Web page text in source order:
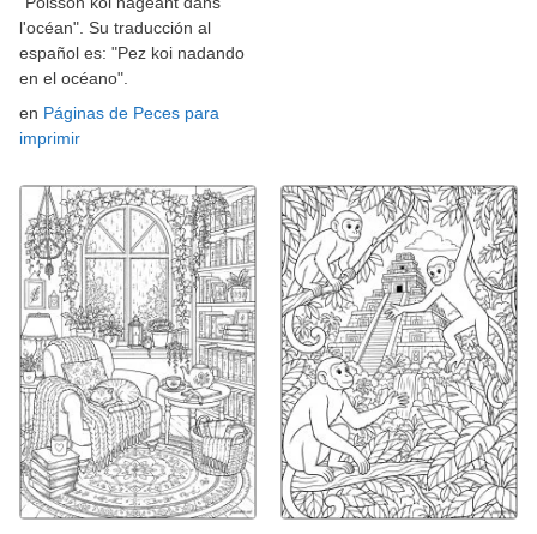
l'océan". Su traducción al
español es: "Pez koi nadando
en el océano".
en Páginas de Peces para
imprimir